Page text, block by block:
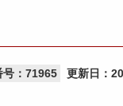
号：71965 更新日：